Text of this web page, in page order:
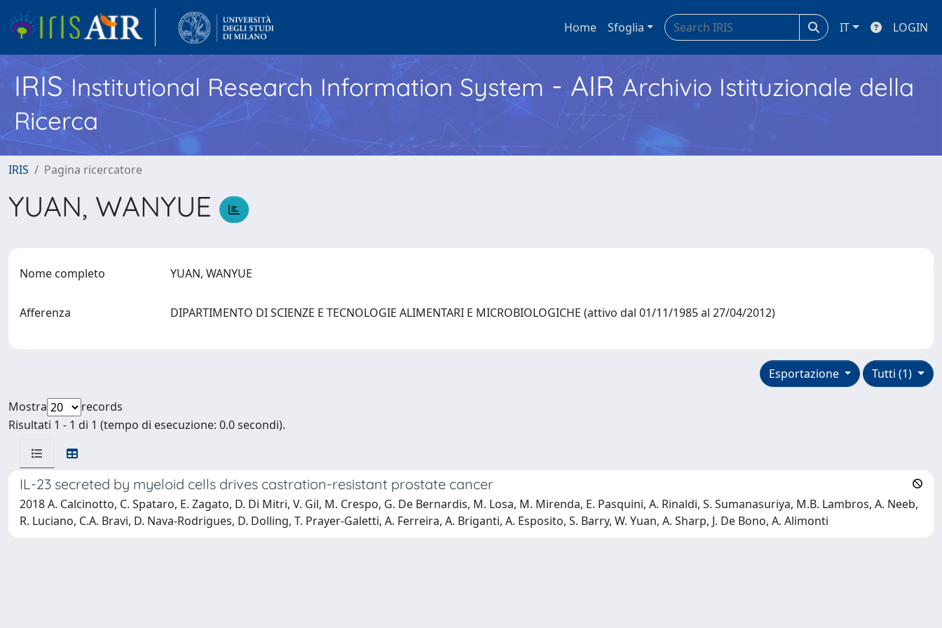
Home Sfoglia IT LOGIN
IRISInstitutional Research Information System - AIR Archivio Istituzionale della
Ricerca
IRIS Pagina ricercatore
YUAN, WANYUE
Nome completo YUAN, WANYUE
Afferenza DIPARTIMENTO DI SCIENZE E TECNOLOGIE ALIMENTARI E MICROBIOLOGICHE (attivo dal 01/11/1985 al 27/04/2012)
Tutti (1)
Esportazione
Mostra
records
Risultati 1 - 1 di 1 (tempo di esecuzione: 0.0 secondi).
IL-23 secreted by myeloid cells drives castration-resistant prostate cancer
2018 A. Calcinotto, C. Spataro, E. Zagato, D. Di Mitri, V. Gil, M. Crespo, G. De Bernardis, M. Losa, M. Mirenda, E. Pasquini, A. Rinaldi, S. Sumanasuriya, M.B. Lambros, A. Neeb,
R. Luciano, C.A. Bravi, D. Nava-Rodrigues, D. Dolling, T. Prayer-Galetti, A. Ferreira, A. Briganti, A. Esposito, S. Barry, W. Yuan, A. Sharp, J. De Bono, A. Alimonti